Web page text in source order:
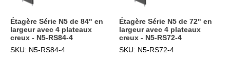
Étagère Série N5 de 84" en
largeur avec 4 plateaux
creux - N5-RS84-4
SKU: N5-RS84-4
Étagère Série N5 de 72" en
largeur avec 4 plateaux
creux - N5-RS72-4
SKU: N5-RS72-4